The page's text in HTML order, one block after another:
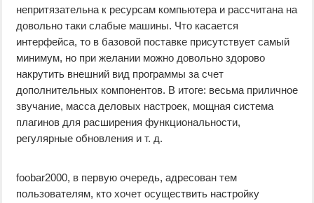
непритязательна к ресурсам компьютера и рассчитана на
довольно таки слабые машины. Что касается
интерфейса, то в базовой поставке присутствует самый
минимум, но при желании можно довольно здорово
накрутить внешний вид программы за счет
дополнительных компонентов. В итоге: весьма приличное
звучание, масса деловых настроек, мощная система
плагинов для расширения функциональности,
регулярные обновления и т. д.
foobar2000, в первую очередь, адресован тем
пользователям, кто хочет осуществить настройку